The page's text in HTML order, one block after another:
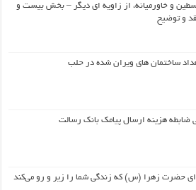
و خاورمیانه، از زاویه ای دیگر – بخش بیست و
و توضیح
ساختمان های ویران شده در حلب
ضابطه هزینه ارسال پیامک بانک رسالت
حضرت زهرا (س) که زندگی شما را زیر و رو می‌کند